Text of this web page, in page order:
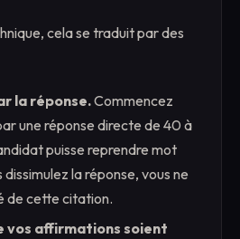
cela se traduit par des
la réponse.Commencez
une réponse directe de 40 à
puisse reprendre mot
dissimulez la réponse, vous ne
de cette citation.
vos affirmations soient